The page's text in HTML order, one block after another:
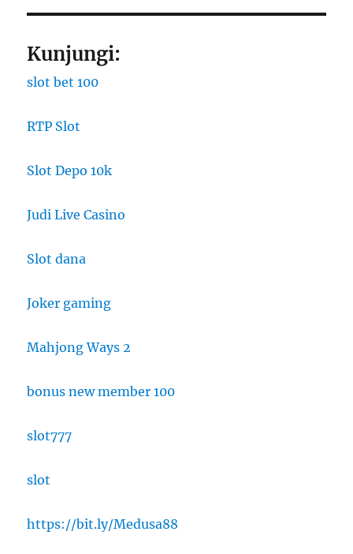
Kunjungi:
slot bet 100
RTP Slot
Slot Depo 10k
Judi Live Casino
Slot dana
Joker gaming
Mahjong Ways 2
bonus new member 100
slot777
slot
https://bit.ly/Medusa88